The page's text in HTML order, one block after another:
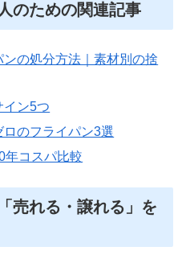
のための関連記事
の処分方法｜素材別の捨
イン5つ
のフライパン3選
年コスパ比較
売れる・譲れる」を